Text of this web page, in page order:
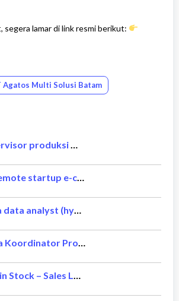
segera lamar di link resmi berikut:
Agatos Multi Solusi Batam
Lowongan supervisor produksi MM2100 Cikarang Maret 2026
Lowongan CS remote startup e-commerce Maret 2026
Lowongan kerja data analyst (hybrid) BCA Jakarta Maret 2026
Lowongan Kerja Koordinator Proyek & Pengawas Lapangan | PT InnOvia Investa Mandiri
Info Loker Admin Stock – Sales Laptop